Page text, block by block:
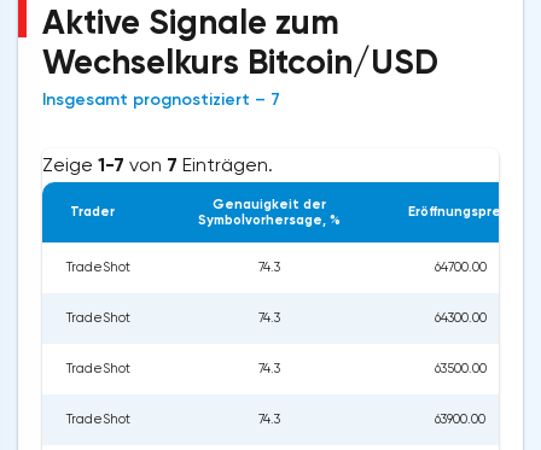
Aktive Signale zum
Wechselkurs Bitcoin/USD
Insgesamt prognostiziert – 7
Zeige 1-7 von 7 Einträgen.
Trader
Genauigkeit der
Symbolvorhersage, %
Eröffnungspreis
TradeShot 74.3 64700.00
TradeShot 74.3 64300.00
TradeShot 74.3 63500.00
TradeShot 74.3 63900.00